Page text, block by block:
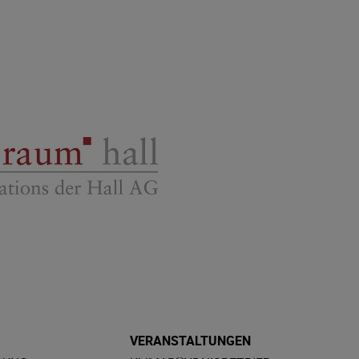
VERANSTALTUNGEN